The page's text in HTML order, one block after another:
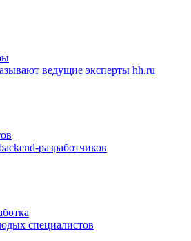
ведущие эксперты hh.ru
разработчиков
специалистов